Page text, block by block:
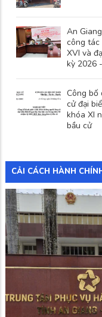
An
công tác
XVI và
kỳ 2026
Công bố
cử đại
khóa XI
bầu cử
CẢI CÁCH HÀNH